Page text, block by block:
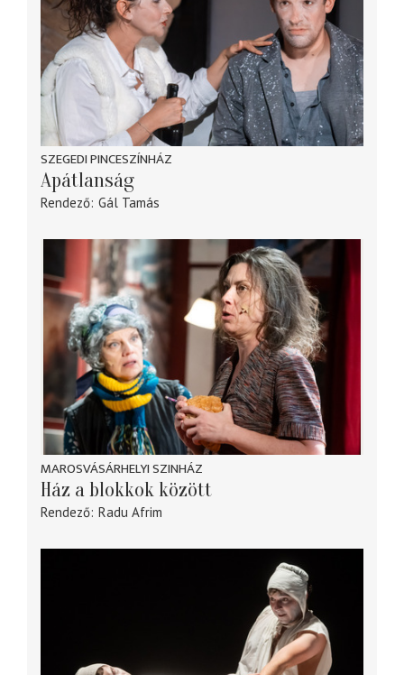
SZEGEDI PINCESZÍNHÁZ
Apátlanság
Rendező Gál Tamás
MAROSVÁSÁRHELYI SZINHÁZ
Ház a blokkok között
Rendező Radu Afrim